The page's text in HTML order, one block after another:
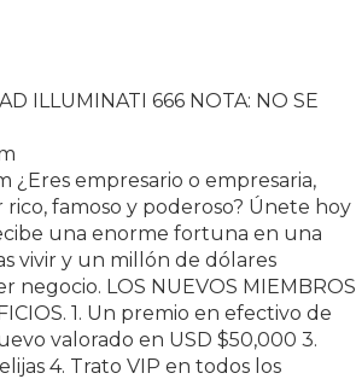
ILLUMINATI 666 NOTA: NO SE
¿Eres empresario o empresaria,
rico, famoso y poderoso? Únete hoy
una enorme fortuna en una
vivir y un millón de dólares
LOS NUEVOS MIEMBROS
1. Un premio en efectivo de
valorado en USD $50,000 3.
4. Trato VIP en todos los